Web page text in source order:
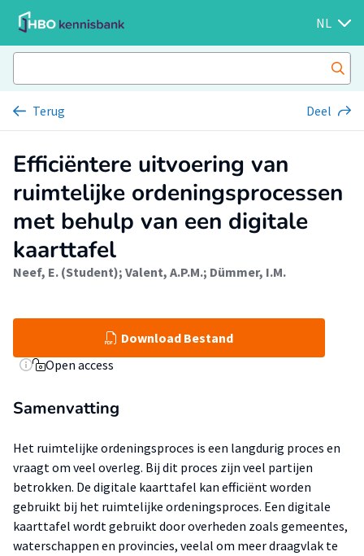
NL
Terug Deel
Efficiëntere uitvoering van
ruimtelijke ordeningsprocessen
met behulp van een digitale
kaarttafel
Neef, E. (Student); Valent, A.P.M.; Dümmer, I.M.
Download Bestand
Open access
Samenvatting
Het ruimtelijke ordeningsproces is een langdurig proces en
vraagt om veel overleg. Bij dit proces zijn veel partijen
betrokken. De digitale kaarttafel kan efficiënt worden
gebruikt bij het ruimtelijke ordeningsproces. Een digitale
kaarttafel wordt gebruikt door overheden zoals gemeentes,
waterschappen en provincies, veelal om meer draagvlak te